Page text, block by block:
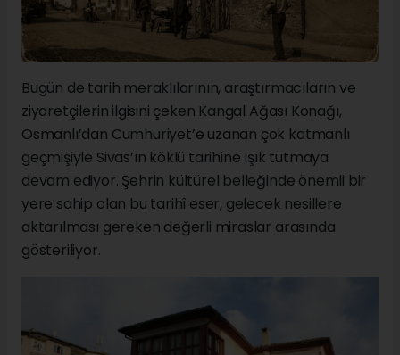
Bugün de tarih meraklılarının, araştırmacıların ve
ziyaretçilerin ilgisini çeken Kangal Ağası Konağı,
Osmanlı’dan Cumhuriyet’e uzanan çok katmanlı
geçmişiyle Sivas’ın köklü tarihine ışık tutmaya
devam ediyor. Şehrin kültürel belleğinde önemli bir
yere sahip olan bu tarihî eser, gelecek nesillere
aktarılması gereken değerli miraslar arasında
gösteriliyor.